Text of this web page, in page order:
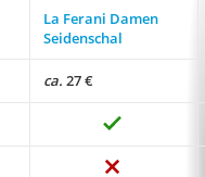
La Ferani Damen
Seidenschal
ca. 27 €